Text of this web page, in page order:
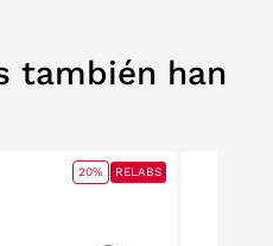
también han
20% RELABS